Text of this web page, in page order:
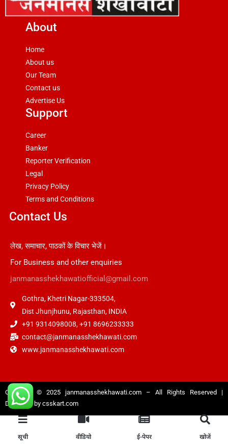
सूची वीडियो ई-पेपर खोजें
About
Home
About us
Our Team
Contact us
Advertise Us
Support
Career
Banker
Reporter Verification
Legal
Privacy Policy
Terms and Conditions
Contact Us
लेख, समाचार, पाठकों के विचार भेजें।
For Business and other enquiries
janmanasshekhawatiofficial@gmail.com
Gothra, Khetri Nagar-333504,
Dist Jhunjhunu, Rajasthan, INDIA
+91 9314098008, +91 8696233333
contact@janmanasshekhawati.com
www.janmanasshekhawati.com
Copyright © 2025 janmanasshekhawati.com – All Rights Reserved |
Designed by csskart.com